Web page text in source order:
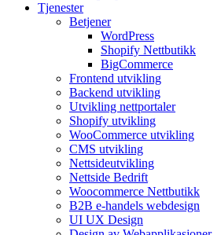
Tjenester
Betjener
WordPress
Shopify Nettbutikk
BigCommerce
Frontend utvikling
Backend utvikling
Utvikling nettportaler
Shopify utvikling
WooCommerce utvikling
CMS utvikling
Nettsideutvikling
Nettside Bedrift
Woocommerce Nettbutikk
B2B e-handels webdesign
UI UX Design